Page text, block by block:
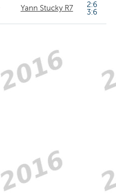
Yann Stucky R7
2:6
3:6